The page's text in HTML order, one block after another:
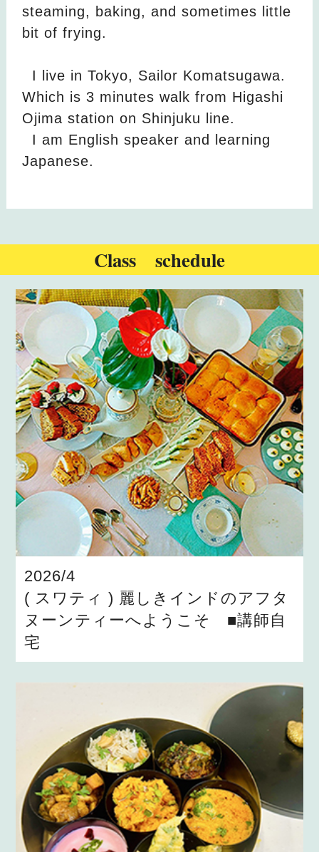
steaming, baking, and sometimes little
bit of frying.
I live in Tokyo, Sailor Komatsugawa.
Which is 3 minutes walk from Higashi
Ojima station on Shinjuku line.
I am English speaker and learning
Japanese.
Class schedule
2026/4
( スワティ ) 麗しきインドのアフタ
ヌーンティーへようこそ ■講師自
宅